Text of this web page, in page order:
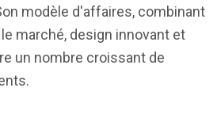
modèle d'affaires, combinant
marché, design innovant et
un nombre croissant de